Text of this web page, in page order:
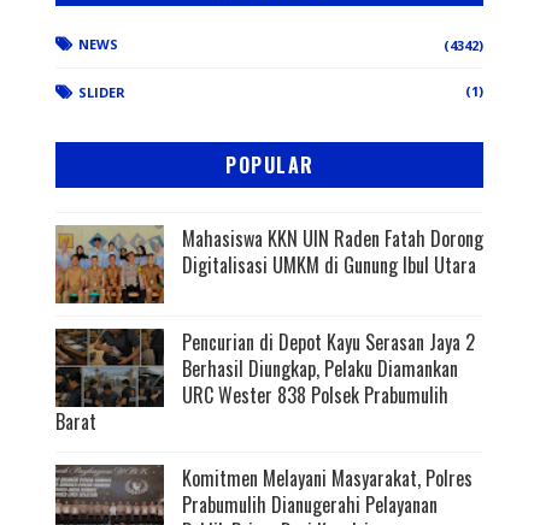
NEWS (4342)
SLIDER (1)
POPULAR
Mahasiswa KKN UIN Raden Fatah Dorong
Digitalisasi UMKM di Gunung Ibul Utara
Pencurian di Depot Kayu Serasan Jaya 2
Berhasil Diungkap, Pelaku Diamankan
URC Wester 838 Polsek Prabumulih
Barat
Komitmen Melayani Masyarakat, Polres
Prabumulih Dianugerahi Pelayanan